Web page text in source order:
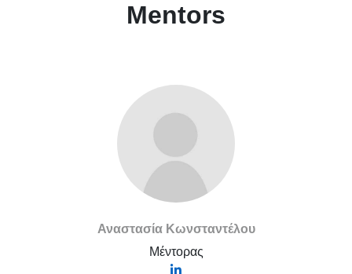
Mentors
Αναστασία Κωνσταντέλου
Μέντορας